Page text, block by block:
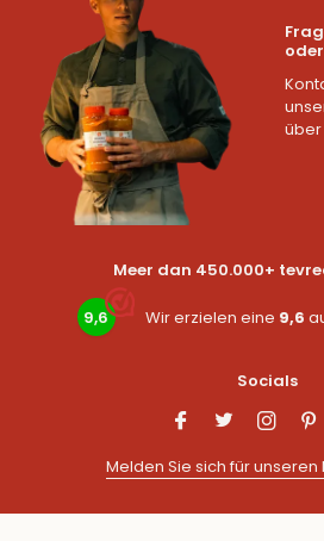
über
Meer dan 450.000+
9,6 Wir erzielen eine 9,6
Socials
Melden Sie sich für